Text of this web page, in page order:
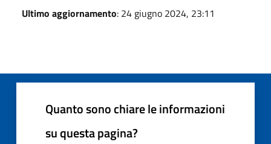
Ultimo aggiornamento: 24 giugno 2024, 23:11
Quanto sono chiare le informazioni
su questa pagina?